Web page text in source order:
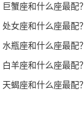
巨蟹座和什么座最配？
处女座和什么座最配？
水瓶座和什么座最配？
白羊座和什么座最配？
天蝎座和什么座最配？